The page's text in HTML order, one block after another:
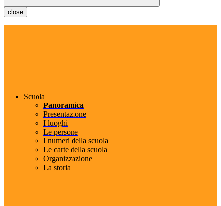
close
Scuola
Panoramica
Presentazione
I luoghi
Le persone
I numeri della scuola
Le carte della scuola
Organizzazione
La storia